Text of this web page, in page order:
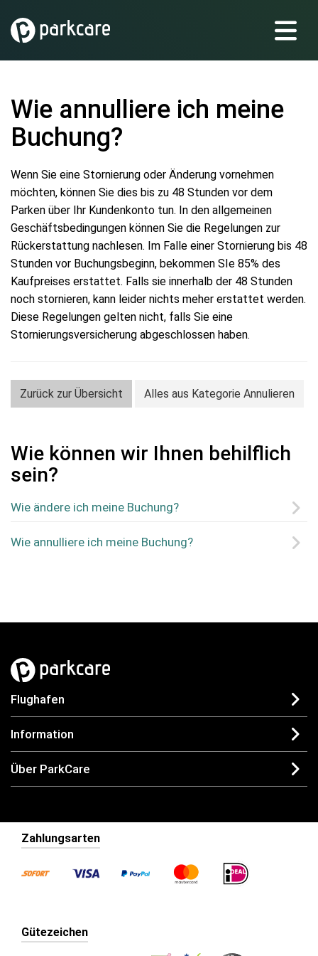
Wie annulliere ich meine
Buchung?
Wenn Sie eine Stornierung oder Änderung vornehmen
möchten, können Sie dies bis zu 48 Stunden vor dem
Parken über Ihr Kundenkonto tun. In den allgemeinen
Geschäftsbedingungen können Sie die Regelungen zur
Rückerstattung nachlesen. Im Falle einer Stornierung bis 48
Stunden vor Buchungsbeginn, bekommen SIe 85% des
Kaufpreises erstattet. Falls sie innerhalb der 48 Stunden
noch stornieren, kann leider nichts meher erstattet werden.
Diese Regelungen gelten nicht, falls Sie eine
Stornierungsversicherung abgeschlossen haben.
Zurück zur Übersicht Alles aus Kategorie Annulieren
Wie können wir Ihnen behilflich
sein?
Wie ändere ich meine Buchung?
Wie annulliere ich meine Buchung?
Flughafen
Information
Über ParkCare
Zahlungsarten
Gütezeichen